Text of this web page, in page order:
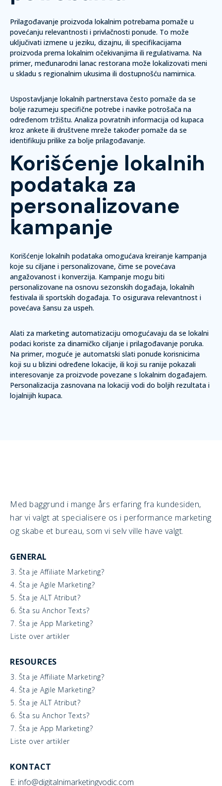
Prilagođavanje proizvoda lokalnim potrebama pomaže u
povećanju relevantnosti i privlačnosti ponude. To može
uključivati izmene u jeziku, dizajnu, ili specifikacijama
proizvoda prema lokalnim očekivanjima ili regulativama. Na
primer, međunarodni lanac restorana može lokalizovati meni
u skladu s regionalnim ukusima ili dostupnošću namirnica.
Uspostavljanje lokalnih partnerstava često pomaže da se
bolje razumeju specifične potrebe i navike potrošača na
određenom tržištu. Analiza povratnih informacija od kupaca
kroz ankete ili društvene mreže također pomaže da se
identifikuju prilike za bolje prilagođavanje.
Korišćenje lokalnih
podataka za
personalizovane
kampanje
Korišćenje lokalnih podataka omogućava kreiranje kampanja
koje su ciljane i personalizovane, čime se povećava
angažovanost i konverzija. Kampanje mogu biti
personalizovane na osnovu sezonskih događaja, lokalnih
festivala ili sportskih događaja. To osigurava relevantnost i
povećava šansu za uspeh.
Alati za marketing automatizaciju omogućavaju da se lokalni
podaci koriste za dinamičko ciljanje i prilagođavanje poruka.
Na primer, moguće je automatski slati ponude korisnicima
koji su u blizini određene lokacije, ili koji su ranije pokazali
interesovanje za proizvode povezane s lokalnim događajem.
Personalizacija zasnovana na lokaciji vodi do boljih rezultata i
lojalnijih kupaca.
Med baggrund i mange års erfaring fra kundesiden,
har vi valgt at specialisere os i performance marketing
og skabe et bureau, som vi selv ville have valgt.
GENERAL
3. Šta je Affiliate Marketing?
4. Šta je Agile Marketing?
5. Šta je ALT Atribut?
6. Šta su Anchor Texts?
7. Šta je App Marketing?
Liste over artikler
RESOURCES
3. Šta je Affiliate Marketing?
4. Šta je Agile Marketing?
5. Šta je ALT Atribut?
6. Šta su Anchor Texts?
7. Šta je App Marketing?
Liste over artikler
KONTACT
E: info@digitalnimarketingvodic.com